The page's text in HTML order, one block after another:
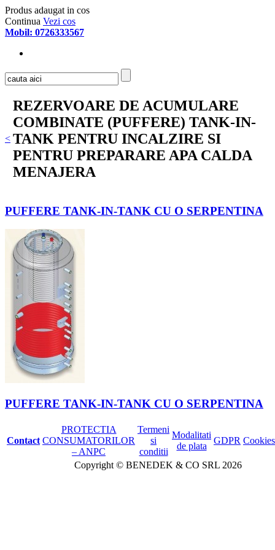
Produs adaugat in cos
Continua Vezi cos
Mobil: 0726333567
<
REZERVOARE DE ACUMULARE
COMBINATE (PUFFERE) TANK-IN-
TANK PENTRU INCALZIRE SI
PENTRU PREPARARE APA CALDA
MENAJERA
PUFFERE TANK-IN-TANK CU O SERPENTINA
PUFFERE TANK-IN-TANK CU O SERPENTINA
Contact
PROTECTIA
CONSUMATORILOR
– ANPC
Termeni
si
conditii
Modalitati
de plata
GDPR Cookies
Copyright © BENEDEK & CO SRL 2026